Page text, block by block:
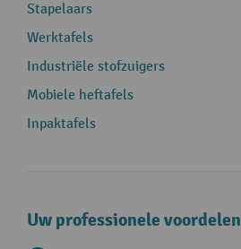
Stapelaars
Werktafels
Industriële stofzuigers
Mobiele heftafels
Inpaktafels
Uw professionele voordelen